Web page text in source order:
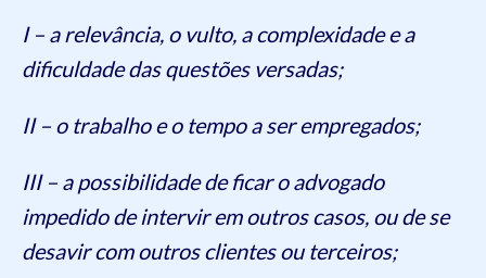
I – a relevância, o vulto, a complexidade e a
dificuldade das questões versadas;
II – o trabalho e o tempo a ser empregados;
III – a possibilidade de ficar o advogado
impedido de intervir em outros casos, ou de se
desavir com outros clientes ou terceiros;